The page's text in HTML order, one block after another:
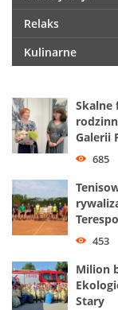
Relaks
Kulinarne
Skalne
Galerii
685
453
Milion
Stary